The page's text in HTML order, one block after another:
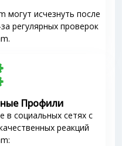
могут исчезнуть после
регулярных проверок
Профили
в социальных сетях с
реакций